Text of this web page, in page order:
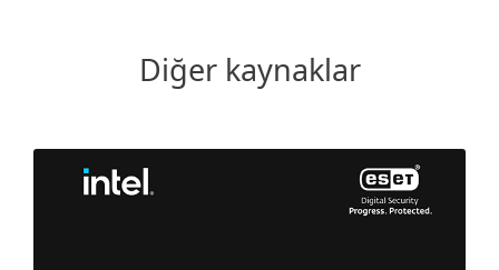
Diğer kaynaklar